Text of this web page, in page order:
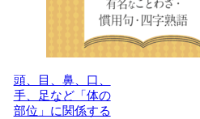
頭、目、鼻、口、
手、足など「体の
部位」に関係する